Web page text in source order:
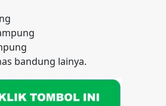
bandung lainya.